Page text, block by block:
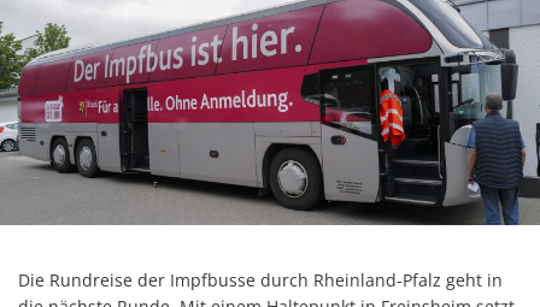
Die Rundreise der Impfbusse durch Rheinland-Pfalz geht in